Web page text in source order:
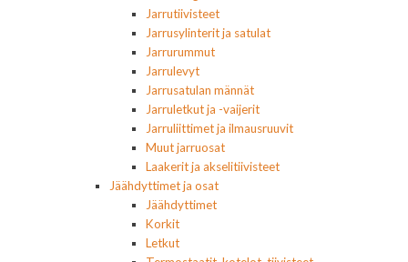
Jarrutiivisteet
Jarrusylinterit ja satulat
Jarrurummut
Jarrulevyt
Jarrusatulan männät
Jarruletkut ja -vaijerit
Jarruliittimet ja ilmausruuvit
Muut jarruosat
Laakerit ja akselitiivisteet
Jäähdyttimet ja osat
Jäähdyttimet
Korkit
Letkut